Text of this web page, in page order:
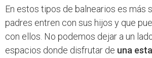
En estos tipos de balnearios es más
padres entren con sus hijos y que
con ellos. No podemos dejar a un
espacios donde disfrutar de una